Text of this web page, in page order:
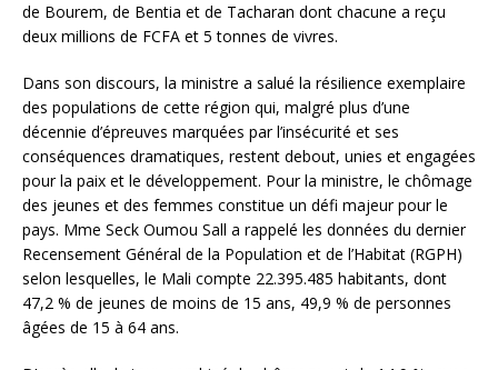
de Bourem, de Bentia et de Tacharan dont chacune a reçu
deux millions de FCFA et 5 tonnes de vivres.
Dans son discours, la ministre a salué la résilience exemplaire
des populations de cette région qui, malgré plus d’une
décennie d’épreuves marquées par l’insécurité et ses
conséquences dramatiques, restent debout, unies et engagées
pour la paix et le développement. Pour la ministre, le chômage
des jeunes et des femmes constitue un défi majeur pour le
pays. Mme Seck Oumou Sall a rappelé les données du dernier
Recensement Général de la Population et de l’Habitat (RGPH)
selon lesquelles, le Mali compte 22.395.485 habitants, dont
47,2 % de jeunes de moins de 15 ans, 49,9 % de personnes
âgées de 15 à 64 ans.